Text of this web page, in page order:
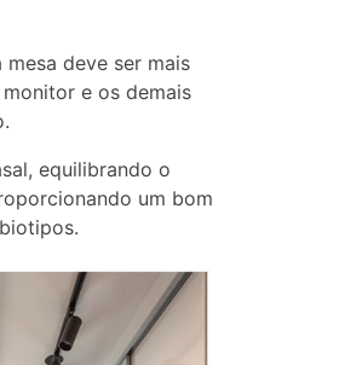
deve ser mais
e os demais
equilibrando o
um bom